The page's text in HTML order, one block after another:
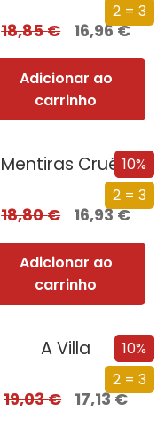
2 = 3
18,85€ 16,96€
Adicionar ao
carrinho
10%
2 = 3
Mentiras Cruéis
18,80€ 16,93€
Adicionar ao
carrinho
10%
2 = 3
A Villa
19,03€ 17,13€